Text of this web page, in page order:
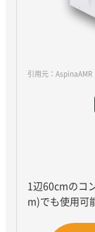
引用元：
1辺60cmのコ
m)でも使用可